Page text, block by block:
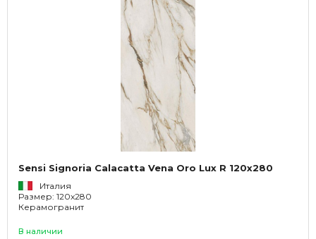
Sensi Signoria Calacatta Vena Oro Lux R 120x280
Италия
Размер: 120x280
Керамогранит
В наличии